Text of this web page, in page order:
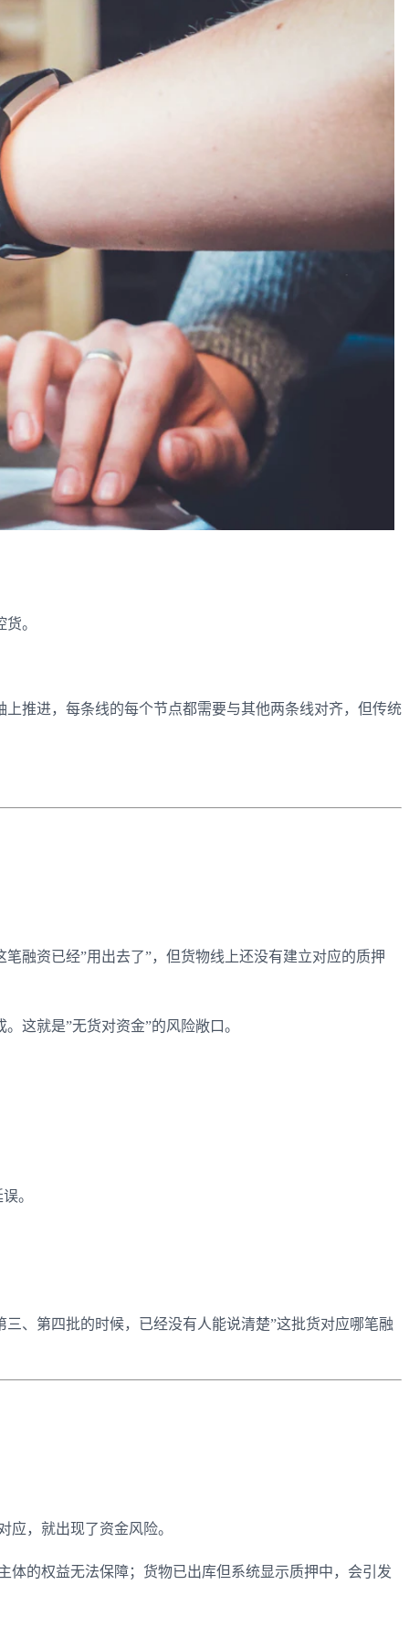
。
推进，每条线的每个节点都需要与其他两条线对齐，但传统
融资已经”用出去了”，但货物线上还没有建立对应的质押
这就是”无货对资金”的风险敞口。
。
、第四批的时候，已经没有人能说清楚”这批货对应哪笔融
，就出现了资金风险。
的权益无法保障；货物已出库但系统显示质押中，会引发